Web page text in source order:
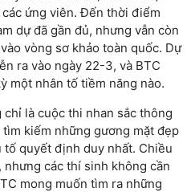
ứng viên. Đến thời điểm
dự đã gần đủ, nhưng vẫn còn
vòng sơ khảo toàn quốc. Dự
ra vào ngày 22-3, và BTC
một nhân tố tiềm năng nào.
là cuộc thi nhan sắc thông
kiếm những gương mặt đẹp
quyết định duy nhất. Chiều
nhưng các thí sinh không cần
mong muốn tìm ra những